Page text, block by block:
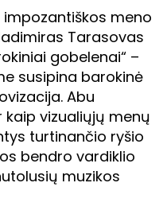
impozantiškos meno
Tarasovas
gobelenai“ –
susipina barokinė
Abu
vizualiųjų menų
turtinančio ryšio
bendro vardiklio
muzikos